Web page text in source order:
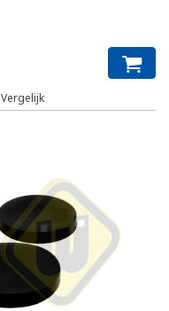
Vergelijk